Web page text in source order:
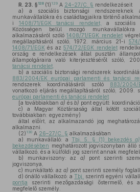
R. 23. § 128 (1) 129 A 24–27/C. § rendelkezéseit
a) a szociális biztonsági rendszereknek
munkavállalókra és családtagjaikra történő
i 1408/71/EGK tanácsi rendelet,
a szociális
Közösségen belül mozgó
alkalmazásáról szóló1408/71/EGK rendelet
megállapításáról szóló, 1972. március 21-i
1408/71/EGK és az574/72/EGK rendelet
ország e rendelkezések által pusztán
állampolgáraira való kiterjesztéséről szóló,
tanácsi rendelet,
b) a szociális biztonsági rendszerek
883/2004/EK európai parlamenti és tanácsi
rendszerek koordinálásáról szóló 883/
vonatkozó eljárás megállapításáról szóló, 2009.
európai parlamenti és tanácsi rendelet
[a továbbiakban a) és b) pont együtt:
c) a Magyar Köztársaság által kötött
továbbiakban: egyezmény)
által előírt, az alkalmazandó jog
alkalmazni.
(2) 130 A 26–27/C. § alkalmazásában
a) munkavállaló: a Tbj. 5. § (1) bekezdés
bekezdésében meghatározott jogviszonyban álló
vállalkozó, és a külföldi jog szerint annak
b) munkaviszony: az a) pont szerinti
jogviszonya,
c) munkáltató: az a) pont szerinti személy
d) önálló vállalkozó: a Tbj. szerinti egyéni
pontja szerinti mezőgazdasági őstermelő,
megfelelő személy.